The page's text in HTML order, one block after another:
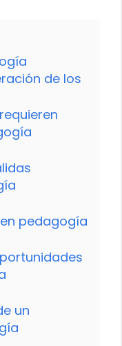
de los
pedagogía
un